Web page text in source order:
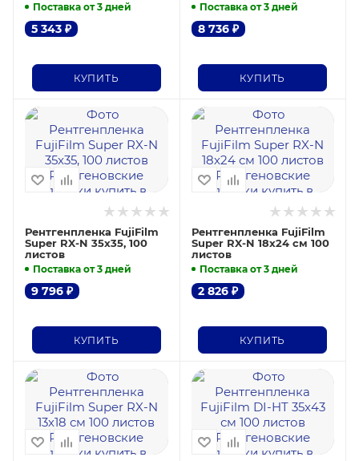
Поставка от 3 дней
5 343 ₽
КУПИТЬ
Поставка от 3 дней
8 736₽
КУПИТЬ
Рентгенпленка FujiFilm
Super RX-N 35x35, 100
листов
Поставка от 3 дней
9 796 ₽
КУПИТЬ
Рентгенпленка FujiFilm
Super RX-N 18х24 см 100
листов
Поставка от 3 дней
2 826₽
КУПИТЬ